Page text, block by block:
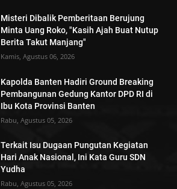
Misteri Dibalik Pemberitaan Berujung
Minta Uang Roko, "Kasih Ajah Buat Nutup
Berita Takut Manjang"
Kamis, Agustus 06, 2026
Kapolda Banten Hadiri Ground Breaking
Pembangunan Gedung Kantor DPD RI di
Ibu Kota Provinsi Banten
Rabu, Agustus 05, 2026
Terkait Isu Dugaan Pungutan Kegiatan
Hari Anak Nasional, Ini Kata Guru SDN
Yudha
Rabu, Agustus 05, 2026